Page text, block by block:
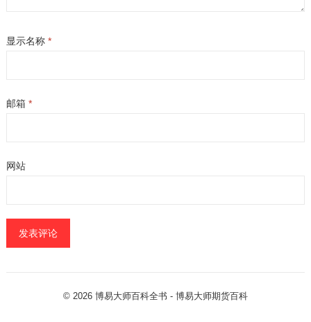
显示名称 *
邮箱 *
网站
© 2026 博易大师百科全书 - 博易大师期货百科